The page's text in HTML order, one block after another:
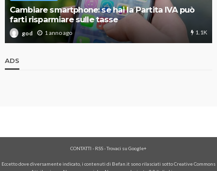
Cambiare smartphone: se hai la Partita IVA può
farti risparmiare sulle tasse
god 1 anno ago 1.1K
ADS
CONTATTI - RSS-Trovaci su Google+
Eccetto dove diversamente indicato, i contenuti di Befan.it sono rilasciati sotto Creative Commons